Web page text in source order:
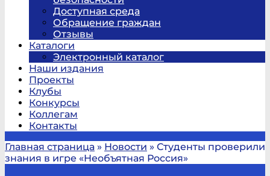
Доступная среда
Обращение граждан
Отзывы
Каталоги
Электронный каталог
Наши издания
Проекты
Клубы
Конкурсы
Коллегам
Контакты
Главная страница » Новости » Студенты проверили
знания в игре «Необъятная Россия»